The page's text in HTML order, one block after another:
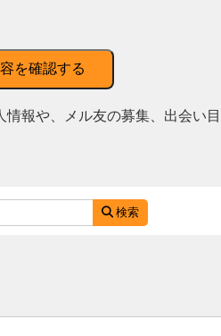
を確認する
報や、メル友の募集、出会い
検索